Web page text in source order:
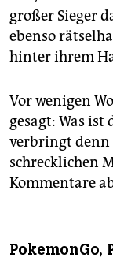
großer Sieger
ebenso
hinter ihrem
Vor wenigen
gesagt: Was ist
verbringt denn
schrecklichen
Kommentare
PokemonGo,